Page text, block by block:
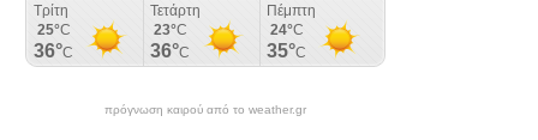
πρόγνωση καιρού από το weather.gr